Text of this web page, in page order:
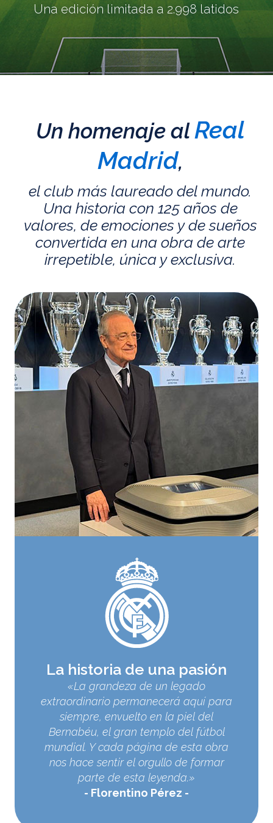
Una edición limitada a 2.998 latidos
Un homenaje alReal
Madrid,
el club más laureado del mundo.
Una historia con 125 años de
valores, de emociones y de sueños
convertida en una obra de arte
irrepetible, única y exclusiva.
La historia de una pasión
«La grandeza de un legado
extraordinario permanecerá aquí para
siempre, envuelto en la piel del
Bernabéu, el gran templo del fútbol
mundial. Y cada página de esta obra
nos hace sentir el orgullo de formar
parte de esta leyenda.»
Florentino Pérez